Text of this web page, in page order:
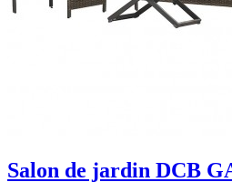
Salon de jardin DCB